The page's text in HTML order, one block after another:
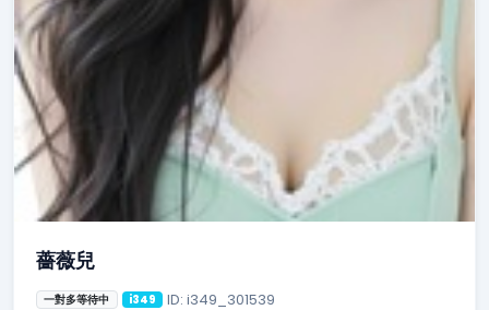
薔薇兒
一對多等待中 i349 ID: i349_301539